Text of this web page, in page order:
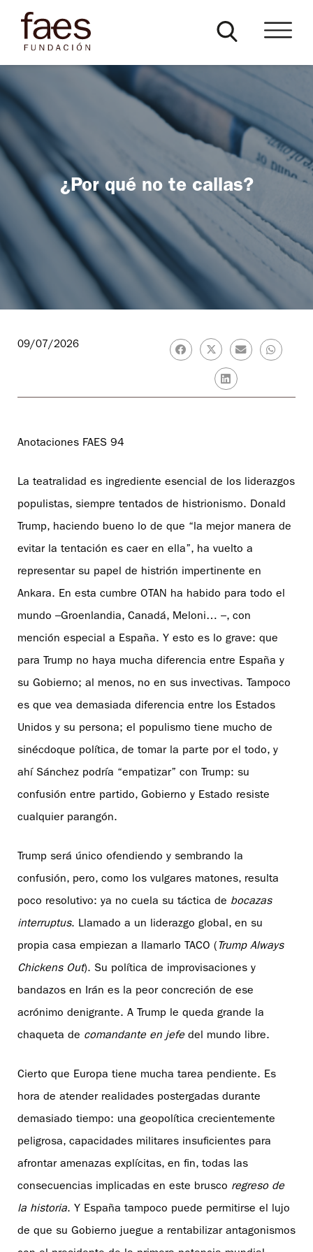
¿Por qué no te callas?
09/07/2026
Anotaciones FAES 94
La teatralidad es ingrediente esencial de los liderazgos
populistas, siempre tentados de histrionismo. Donald
Trump, haciendo bueno lo de que “la mejor manera de
evitar la tentación es caer en ella”, ha vuelto a
representar su papel de histrión impertinente en
Ankara. En esta cumbre OTAN ha habido para todo el
mundo –Groenlandia, Canadá, Meloni… –, con
mención especial a España. Y esto es lo grave: que
para Trump no haya mucha diferencia entre España y
su Gobierno; al menos, no en sus invectivas. Tampoco
es que vea demasiada diferencia entre los Estados
Unidos y su persona; el populismo tiene mucho de
sinécdoque política, de tomar la parte por el todo, y
ahí Sánchez podría “empatizar” con Trump: su
confusión entre partido, Gobierno y Estado resiste
cualquier parangón.
Trump será único ofendiendo y sembrando la
confusión, pero, como los vulgares matones, resulta
poco resolutivo: ya no cuela su táctica de bocazas
interruptus. Llamado a un liderazgo global, en su
propia casa empiezan a llamarlo TACO ( Trump Always
Chickens Out). Su política de improvisaciones y
bandazos en Irán es la peor concreción de ese
acrónimo denigrante. A Trump le queda grande la
chaqueta de comandante en jefedel mundo libre.
Cierto que Europa tiene mucha tarea pendiente. Es
hora de atender realidades postergadas durante
demasiado tiempo: una geopolítica crecientemente
peligrosa, capacidades militares insuficientes para
afrontar amenazas explícitas, en fin, todas las
consecuencias implicadas en este brusco regreso de
la historia. Y España tampoco puede permitirse el lujo
de que su Gobierno juegue a rentabilizar antagonismos